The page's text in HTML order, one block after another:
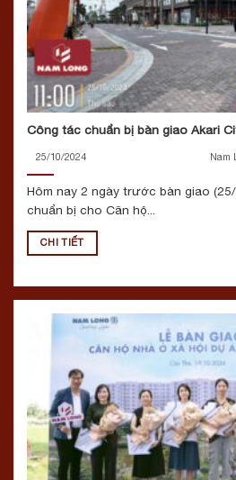
Công tác chuẩn bị bàn giao Akari
25/10/2024 Nam
Hôm nay 2 ngày trước bàn giao
chuẩn bị cho Căn hộ...
CHI TIẾT